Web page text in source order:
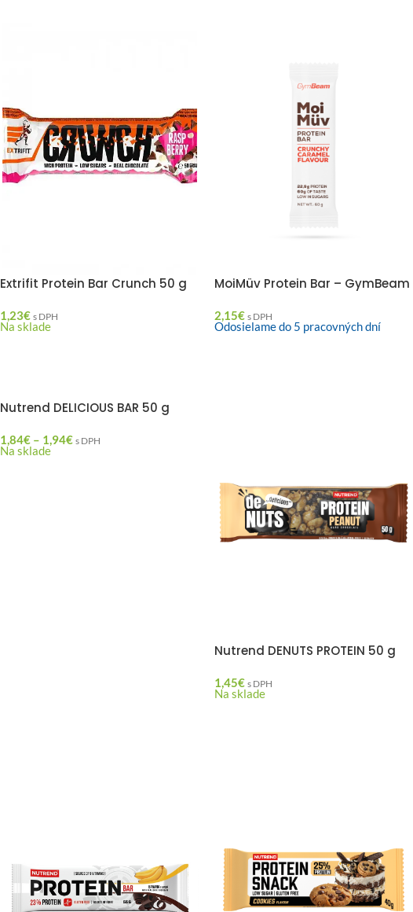
Extrifit Protein Bar Crunch 50 g
1,23€ s DPH
Na sklade
MoiMüv Protein Bar – GymBeam
2,15€ s DPH
Odosielame do 5 pracovných dní
Nutrend DELICIOUS BAR 50 g
1,84€ – 1,94€ s DPH
Na sklade
Nutrend DENUTS PROTEIN 50 g
1,45€ s DPH
Na sklade